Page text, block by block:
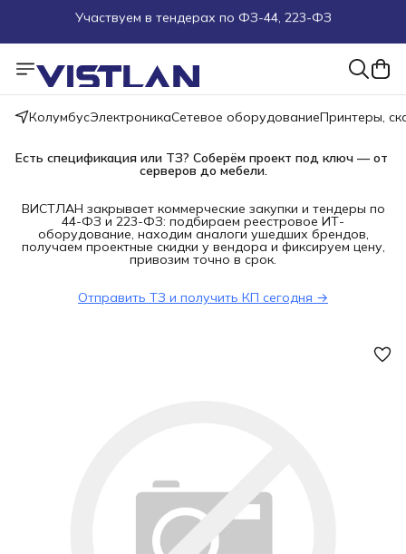
Пуско-наладочные работы
Пришлите запрос на e-mail или в чат
Более 100 000 позиций в наличии и под заказ
КолумбусЭлектроникаСетевое оборудованиеПринтеры,
Есть спецификация или ТЗ? Соберём проект под ключ — от
серверов до мебели.
ВИСТЛАН закрывает коммерческие закупки и тендеры по
44-ФЗ и 223-ФЗ: подбираем реестровое ИТ-
оборудование, находим аналоги ушедших брендов,
получаем проектные скидки у вендора и фиксируем цену,
привозим точно в срок.
Отправить ТЗ и получить КП сегодня →